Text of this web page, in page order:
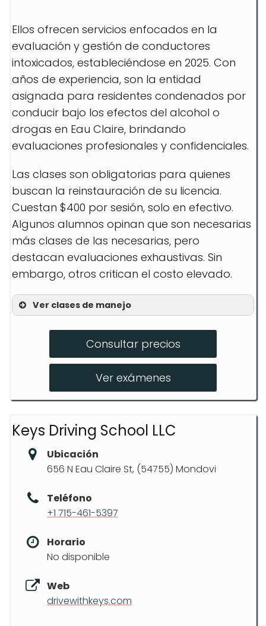
Ellos ofrecen servicios enfocados en la
evaluación y gestión de conductores
intoxicados, estableciéndose en 2025. Con
años de experiencia, son la entidad
asignada para residentes condenados por
conducir bajo los efectos del alcohol o
drogas en Eau Claire, brindando
evaluaciones profesionales y confidenciales.
Las clases son obligatorias para quienes
buscan la reinstauración de su licencia.
Cuestan $400 por sesión, solo en efectivo.
Algunos alumnos opinan que son necesarias
más clases de las necesarias, pero
destacan evaluaciones exhaustivas. Sin
embargo, otros critican el costo elevado.
Ver clases de manejo
Intoxicados
Plan de Seguridad del Conductor
Programa Educativo y de
Asesoramiento
Consultar precios
Ver exámenes
Keys Driving School LLC
Ubicación
656 N Eau Claire St, (54755) Mondovi
Teléfono
+1 715-461-5397
Horario
No disponible
Web
drivewithkeys.com